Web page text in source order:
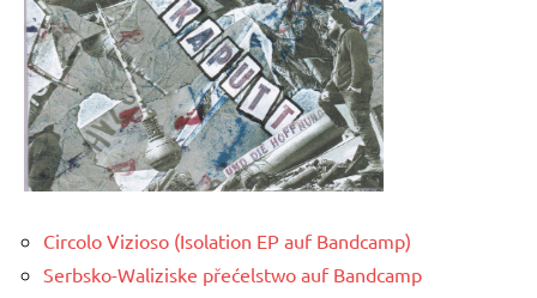
Circolo Vizioso (Isolation EP auf Bandcamp)
Serbsko-Waliziske přećelstwo auf Bandcamp